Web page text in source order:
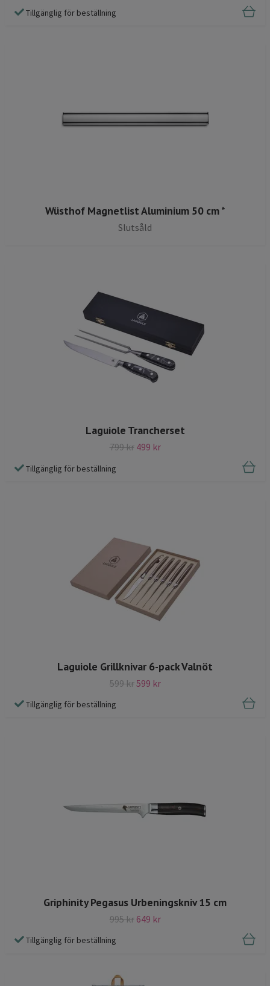
Tillgänglig för beställning
Wüsthof Magnetlist Aluminium 50 cm *
Slutsåld
Laguiole Trancherset
799 kr 499 kr
Tillgänglig för beställning
Laguiole Grillknivar 6-pack Valnöt
599 kr599 kr
Tillgänglig för beställning
Griphinity Pegasus Urbeningskniv 15 cm
995 kr 649 kr
Tillgänglig för beställning